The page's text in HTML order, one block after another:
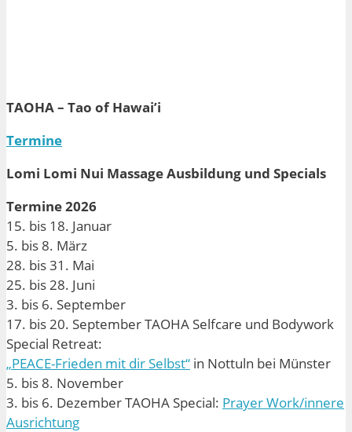
TAOHA – Tao of Hawai’i
Termine
Lomi Lomi Nui Massage Ausbildung und Specials
Termine 2026
15. bis 18. Januar
5. bis 8. März
28. bis 31. Mai
25. bis 28. Juni
3. bis 6. September
17. bis 20. September TAOHA Selfcare und Bodywork
Special Retreat:
„PEACE-Frieden mit dir Selbst“ in Nottuln bei Münster
5. bis 8. November
3. bis 6. Dezember TAOHA Special: Prayer Work/innere
Ausrichtung